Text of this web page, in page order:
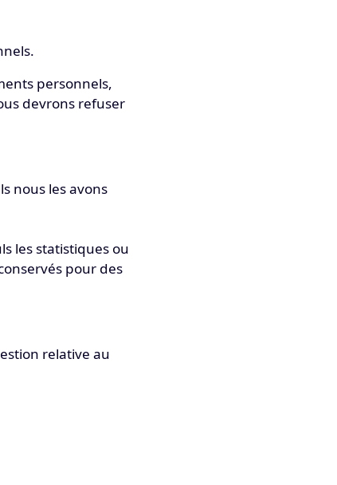
personnels,
devrons refuser
nous les avons
les statistiques ou
pour des
relative au